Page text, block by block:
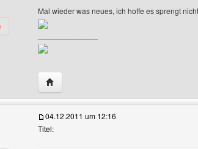
Profile anzeigen
Mal wieder was neues, ich hoffe es sprengt
Website dieses Benutzers besuchen:
04.12.2011 um 12:16
Titel: